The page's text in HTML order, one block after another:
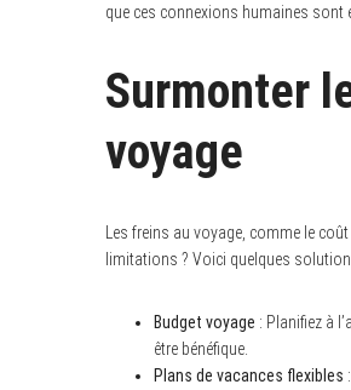
que ces connexions humaines sont
Surmonter
voyage
Les freins au voyage, comme le
limitations ? Voici quelques
Budget voyage : Planifiez à
être bénéfique.
Plans de vacances flexibles